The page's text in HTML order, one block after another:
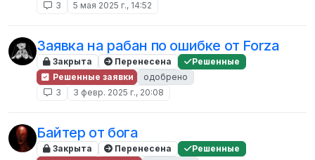
3
5 мая 2025 г., 14:52
Заявка на рабан по ошибке от Forza
Закрыта Перенесена
Решенные
Решенные заявки
одобрено
3
3 февр. 2025 г., 20:08
Байтер от бога
Закрыта Перенесена
Решенные